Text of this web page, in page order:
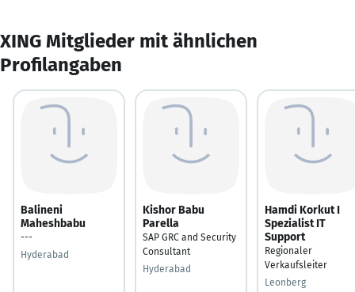
XING Mitglieder mit ähnlichen
Profilangaben
Balineni
Maheshbabu
---
Hyderabad
Kishor Babu
Parella
SAP GRC and Security
Consultant
Hyderabad
Hamdi Korkut I
Spezialist IT
Support
Regionaler
Verkaufsleiter
Leonberg